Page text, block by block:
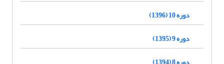
دوره 10 (1396)
دوره 9 (1395)